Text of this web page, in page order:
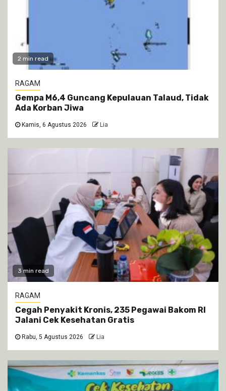
2 min read
RAGAM
Gempa M6,4 Guncang Kepulauan Talaud, Tidak
Ada Korban Jiwa
Kamis, 6 Agustus 2026 Lia
3 min read
RAGAM
Cegah Penyakit Kronis, 235 Pegawai Bakom RI
Jalani Cek Kesehatan Gratis
Rabu, 5 Agustus 2026 Lia